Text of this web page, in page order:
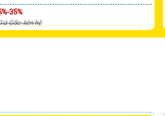
35%
Gốc: liên hệ